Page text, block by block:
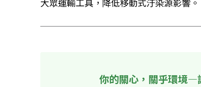
大眾運輸工具，降低移動式汙染源影響。
你的關心，關乎環境—